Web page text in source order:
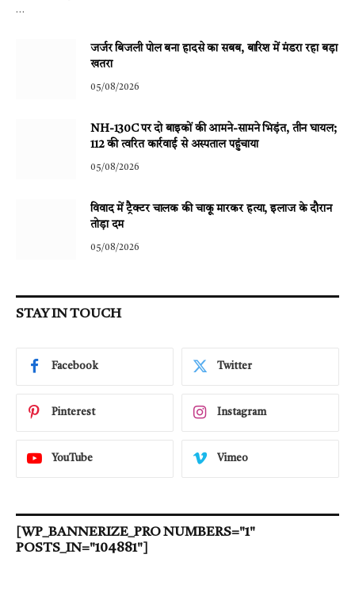
…
जर्जर बिजली पोल बना हादसे का सबब, बारिश में मंडरा रहा बड़ा
खतरा
05/08/2026
NH-130C पर दो बाइकों की आमने-सामने भिड़ंत, तीन घायल;
112 की त्वरित कार्रवाई से अस्पताल पहुंचाया
05/08/2026
विवाद में ट्रैक्टर चालक की चाकू मारकर हत्या, इलाज के दौरान
तोड़ा दम
05/08/2026
STAY IN TOUCH
Facebook Twitter
Pinterest Instagram
YouTube Vimeo
[WP_BANNERIZE_PRO NUMBERS="1"
POSTS_IN="104881"]